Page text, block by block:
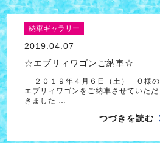
納車ギャラリー
2019.04.07
☆エブリィワゴンご納車☆
２０１９年４月６日（土） Ｏ様の
エブリィワゴンをご納車させていただ
きました …
つづきを読む